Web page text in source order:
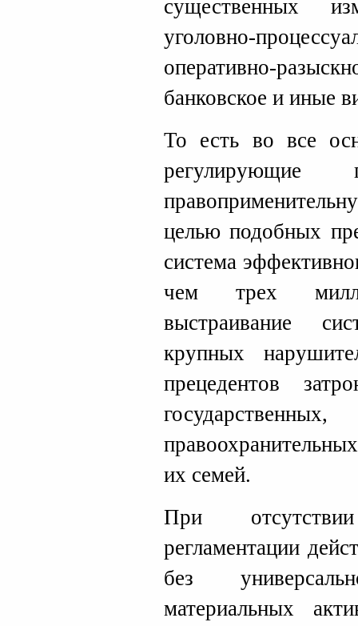
существенных
уголовно-
оперативно-
банковское и иные
То есть во все
регулирующие
целью подобных
система
чем трех
выстраивание
крупных
прецедентов
их семей.
При
регламентации
без
материальных